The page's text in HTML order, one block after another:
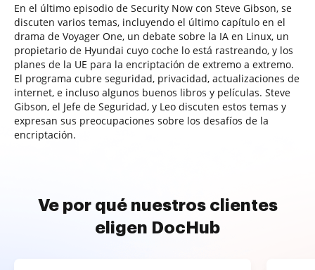
En el último episodio de Security Now con Steve Gibson, se
discuten varios temas, incluyendo el último capítulo en el
drama de Voyager One, un debate sobre la IA en Linux, un
propietario de Hyundai cuyo coche lo está rastreando, y los
planes de la UE para la encriptación de extremo a extremo.
El programa cubre seguridad, privacidad, actualizaciones de
internet, e incluso algunos buenos libros y películas. Steve
Gibson, el Jefe de Seguridad, y Leo discuten estos temas y
expresan sus preocupaciones sobre los desafíos de la
encriptación.
Ve por qué nuestros clientes
eligen DocHub